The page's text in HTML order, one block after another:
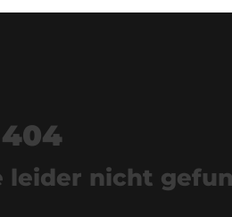
404
leider nicht